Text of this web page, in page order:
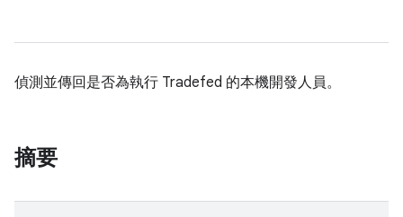
偵測並傳回是否為執行 Tradefed 的本機開發人員。
摘要